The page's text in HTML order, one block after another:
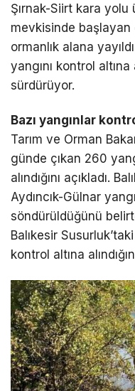
Şırnak-Siirt kara yolu
mevkisinde başlayan
ormanlık alana
yangını kontrol altına
sürdürüyor.
Bazı yangınlar
Tarım ve Orman
günde çıkan 260
alındığını açıkladı.
Aydıncık-Gülnar
söndürüldüğünü
Balıkesir
kontrol altına